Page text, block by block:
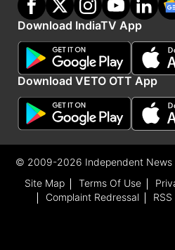
प्रोसेसर
स्टोरेज
बैटरी
कैमरा
OS
इसमें कंपनी ने MediaTek
Download IndiaTV App
Download VETO OTT App
© 2009-2026 Independent News
Site Map
Terms Of Use
Complaint Redressal
RSS